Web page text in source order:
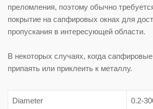
преломления, поэтому обычно
покрытие на сапфировых окнах для
пропускания в интересующей области.
В некоторых случаях, когда
припаять или приклеить к металлу.
Diameter 0.2-